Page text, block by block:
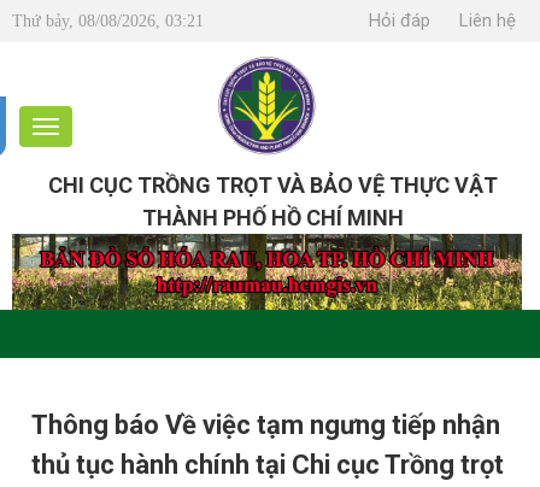
Thứ bảy, 08/08/2026, 03:21 Hỏi đáp Liên hệ
CHI CỤC TRỒNG TRỌT VÀ BẢO VỆ THỰC VẬT
THÀNH PHỐ HỒ CHÍ MINH
Thông báo Về việc tạm ngưng tiếp nhận
thủ tục hành chính tại Chi cục Trồng trọt